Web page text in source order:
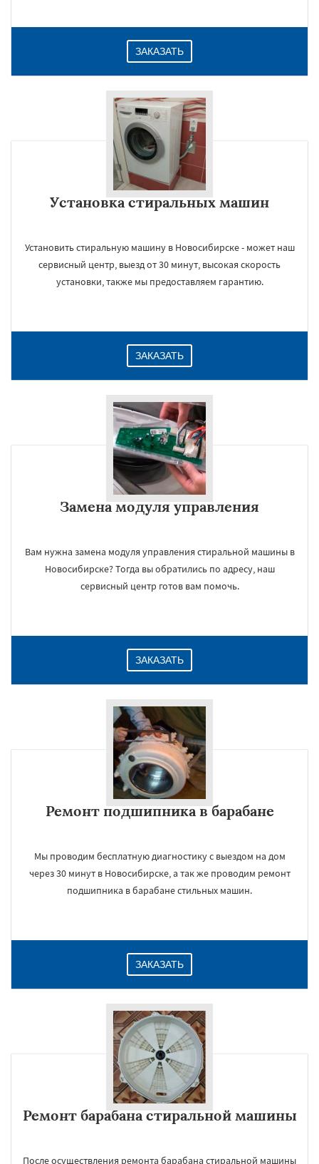
ЗАКАЗАТЬ
Установка стиральных машин
Установить стиральную машину в Новосибирске - может наш
сервисный центр, выезд от 30 минут, высокая скорость
установки, также мы предоставляем гарантию.
ЗАКАЗАТЬ
Замена модуля управления
Вам нужна замена модуля управления стиральной машины в
Новосибирске? Тогда вы обратились по адресу, наш
сервисный центр готов вам помочь.
ЗАКАЗАТЬ
Ремонт подшипника в барабане
Мы проводим бесплатную диагностику с выездом на дом
через 30 минут в Новосибирске, а так же проводим ремонт
подшипника в барабане стильных машин.
ЗАКАЗАТЬ
Ремонт барабана стиральной машины
После осуществления ремонта барабана стиральной машины